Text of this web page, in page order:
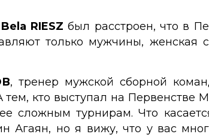
Bela RIESZ был расстроен, что в
только мужчины, женская
, тренер мужской сборной
тем, кто выступал на
сложным турнирам. Что
Агаян, но я вижу, что у вас